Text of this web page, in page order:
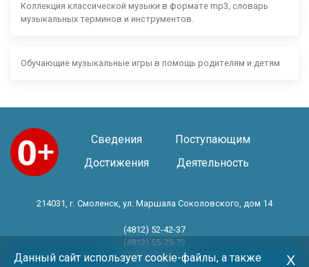
Коллекция классической музыки в формате mp3, словарь
музыкальных терминов и инструментов.
Обучающие музыкальные игры в помощь родителям и детям
Сведения
Поступающим
Достижения
Деятельность
214031, г. Смоленск, ул. Маршала Соколовского, дом 14
(4812) 52-42-37
(4812) 55-79-72
(4812) 30-06-11
Данный сайт использует cookie-файлы, а также Х